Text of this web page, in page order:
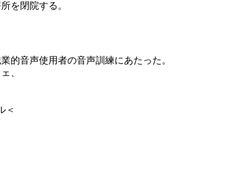
を閉院する。
的音声使用者の音声訓練にあたった。
、
＜